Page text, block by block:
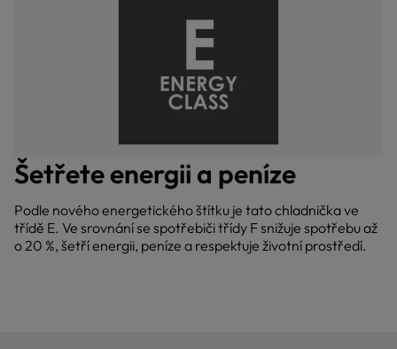
Šetřete energii a peníze
Podle nového energetického štítku je tato chladnička ve
třídě E. Ve srovnání se spotřebiči třídy F snižuje spotřebu až
o 20 %, šetří energii, peníze a respektuje životní prostředí.